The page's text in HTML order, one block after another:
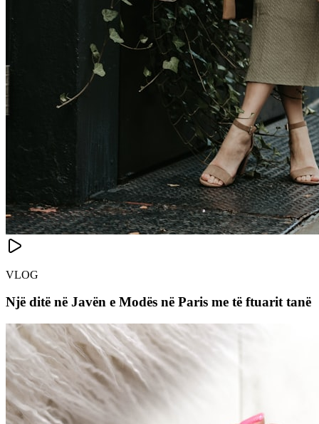
VLOG
Një ditë në Javën e Modës në Paris me të ftuarit tanë